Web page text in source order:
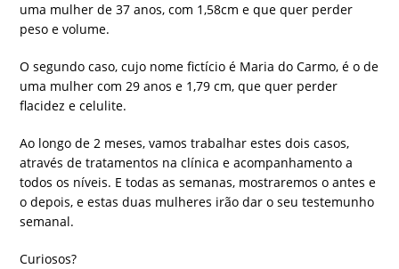
uma mulher de 37 anos, com 1,58cm e que quer perder
peso e volume.
O segundo caso, cujo nome fictício é Maria do Carmo, é o de
uma mulher com 29 anos e 1,79 cm, que quer perder
flacidez e celulite.
Ao longo de 2 meses, vamos trabalhar estes dois casos,
através de tratamentos na clínica e acompanhamento a
todos os níveis. E todas as semanas, mostraremos o antes e
o depois, e estas duas mulheres irão dar o seu testemunho
semanal.
Curiosos?